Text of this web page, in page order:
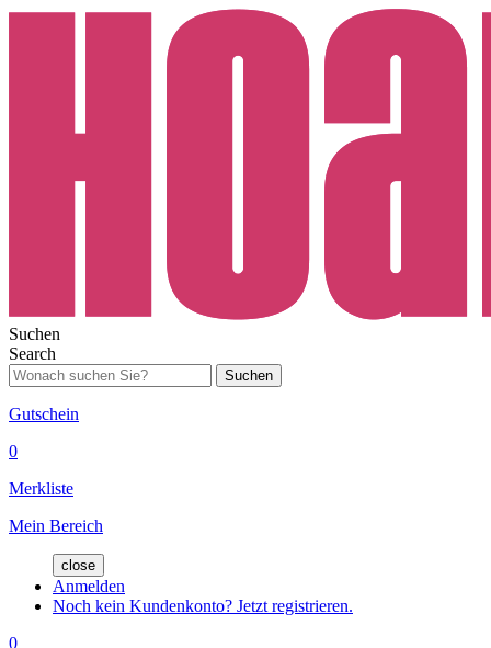
Suchen
Search
Suchen
Gutschein
0
Merkliste
Mein Bereich
close
Anmelden
Noch kein Kundenkonto? Jetzt registrieren.
0